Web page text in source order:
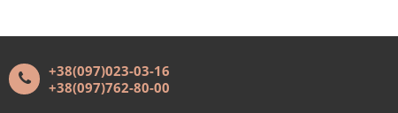
+38(097)023-03-16
+38(097)762-80-00